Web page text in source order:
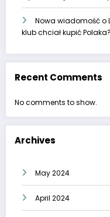
Nowa wiadomość o
klub chciał kupić Polaka?
Recent Comments
No comments to show.
Archives
May 2024
April 2024